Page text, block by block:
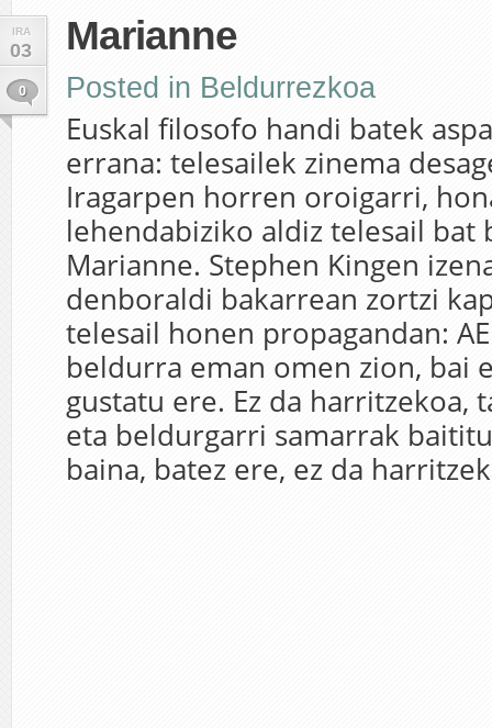
IRA
03
0
Marianne
Posted in Beldurrezkoa
Euskal filosofo handi batek
errana: telesailek zinema
Iragarpen horren oroigarri,
lehendabiziko aldiz telesail bat
Marianne. Stephen Kingen
denboraldi bakarrean zortzi
telesail honen propagandan:
beldurra eman omen zion, bai
gustatu ere. Ez da harritzekoa,
eta beldurgarri samarrak
baina, batez ere, ez da